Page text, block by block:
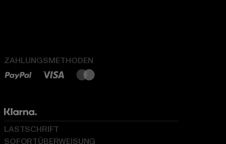
ZAHLUNGSMETHODEN
LASTSCHRIFT
SOFORTÜBERWEISUNG